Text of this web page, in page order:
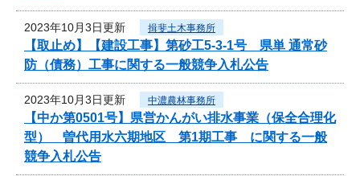
2023年10月3日更新 揖斐土木事務所
【取止め】【建設工事】第砂工5-3-1号 県単 通常砂
防（債務）工事に関する一般競争入札公告
2023年10月3日更新 中濃農林事務所
【中か第0501号】県営かんがい排水事業（保全合理化
型） 曽代用水六期地区 第1期工事 に関する一般
競争入札公告